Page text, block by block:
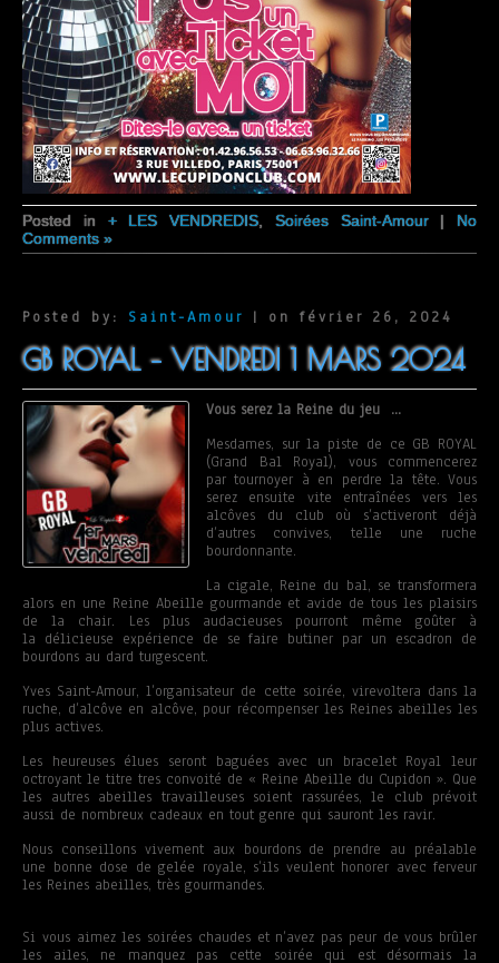
Posted in + LES VENDREDIS Soirées Saint-Amour| No
Comments »
Posted by: Saint-Amour | on février 26, 2024
GB ROYAL – VENDREDI 1 MARS 2024
Vous serez la Reine du jeu …
Mesdames, sur la piste de ce GB ROYAL
(Grand Bal Royal), vous commencerez
par tournoyer à en perdre la tête. Vous
serez ensuite vite entraînées vers les
alcôves du club où s’activeront déjà
d’autres convives, telle une ruche
bourdonnante.
La cigale, Reine du bal, se transformera
alors en une Reine Abeille gourmande et avide de tous les plaisirs
de la chair. Les plus audacieuses pourront même goûter à
la délicieuse expérience de se faire butiner par un escadron de
bourdons au dard turgescent.
Yves Saint-Amour, l’organisateur de cette soirée, virevoltera dans la
ruche, d’alcôve en alcôve, pour récompenser les Reines abeilles les
plus actives.
Les heureuses élues seront baguées avec un bracelet Royal leur
octroyant le titre tres convoité de « Reine Abeille du Cupidon ». Que
les autres abeilles travailleuses soient rassurées, le club prévoit
aussi de nombreux cadeaux en tout genre qui sauront les ravir.
Nous conseillons vivement aux bourdons de prendre au préalable
une bonne dose de gelée royale, s’ils veulent honorer avec ferveur
les Reines abeilles, très gourmandes.
Si vous aimez les soirées chaudes et n’avez pas peur de vous brûler
les ailes, ne manquez pas cette soirée qui est désormais la